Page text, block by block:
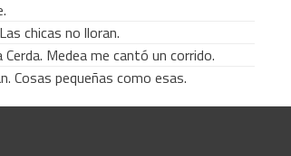
chicas no lloran.
Cerda. Medea me cantó un corrido.
Cosas pequeñas como esas.